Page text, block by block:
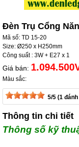
Đèn Trụ Cổng
Mã số: TD 15-20
Size: Ø250 x H250mm
Công suất : 3W + E27 x 1
Giá bán:
Màu sắc:
5/5 (1
Thông tin chi tiết
Thông số kỹ